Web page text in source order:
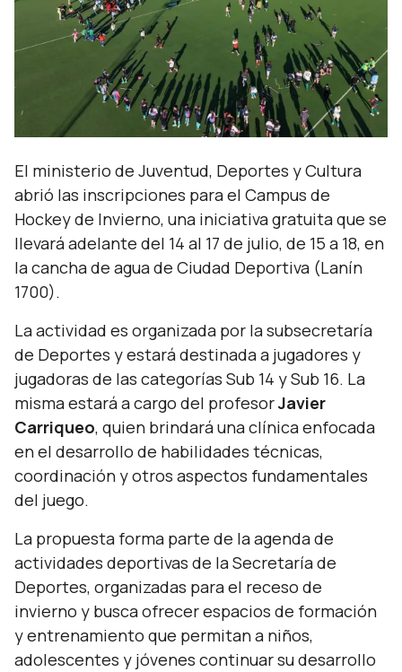
El ministerio de Juventud, Deportes y Cultura
abrió las inscripciones para el Campus de
Hockey de Invierno, una iniciativa gratuita que se
llevará adelante del 14 al 17 de julio, de 15 a 18, en
la cancha de agua de Ciudad Deportiva (Lanín
1700).
La actividad es organizada por la subsecretaría
de Deportes y estará destinada a jugadores y
jugadoras de las categorías Sub 14 y Sub 16. La
misma estará a cargo del profesorJavier
Carriqueo, quien brindará una clínica enfocada
en el desarrollo de habilidades técnicas,
coordinación y otros aspectos fundamentales
del juego.
La propuesta forma parte de la agenda de
actividades deportivas de la Secretaría de
Deportes, organizadas para el receso de
invierno y busca ofrecer espacios de formación
y entrenamiento que permitan a niños,
adolescentes y jóvenes continuar su desarrollo